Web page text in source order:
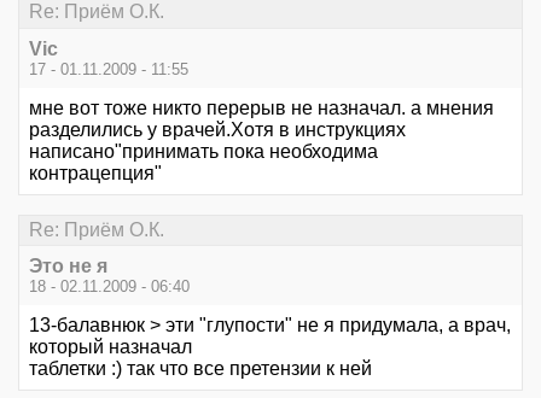
Re: Приём О.К.
Vic
17 - 01.11.2009 - 11:55
мне вот тоже никто перерыв не назначал. а мнения
разделились у врачей.Хотя в инструкциях
написано"принимать пока необходима
контрацепция"
Re: Приём О.К.
Это не я
18 - 02.11.2009 - 06:40
13-балавнюк > эти "глупости" не я придумала, а врач,
который назначал
таблетки :) так что все претензии к ней